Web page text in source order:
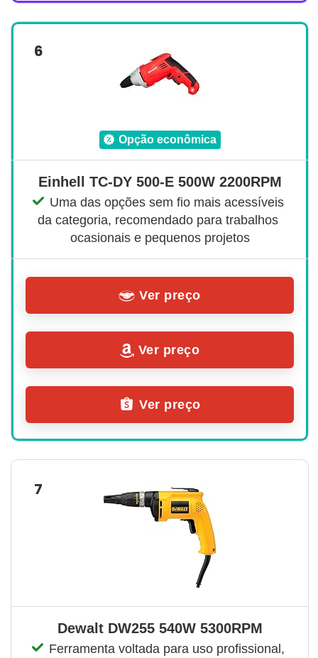
6
opção econômica
Einhell TC-DY 500-E 500W 2200RPM
Uma das opções sem fio mais acessíveis
da categoria, recomendado para trabalhos
ocasionais e pequenos projetos
Ver preço
Ver preço
Ver preço
7
Dewalt DW255 540W 5300RPM
Ferramenta voltada para uso profissional,